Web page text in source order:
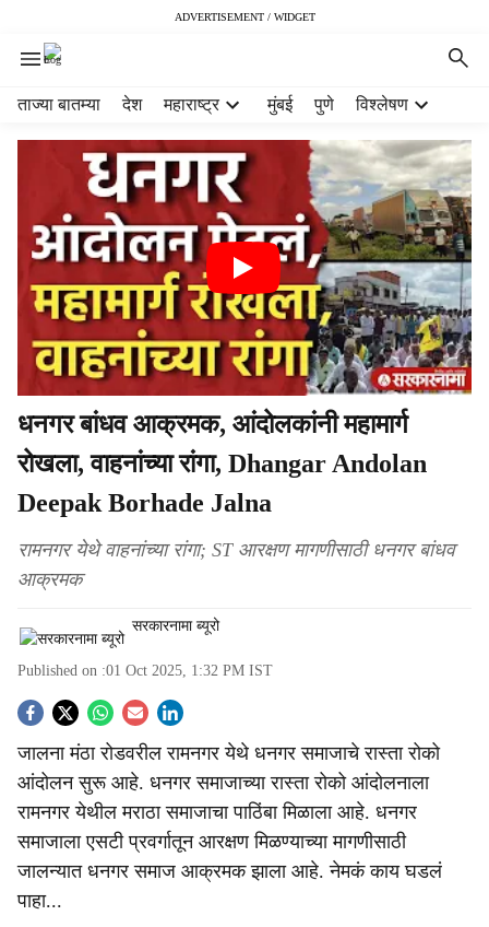
ADVERTISEMENT / WIDGET
ताज्या बातम्या देश महाराष्ट्र मुंबई पुणे विश्लेषण
धनगर बांधव आक्रमक, आंदोलकांनी महामार्ग
रोखला, वाहनांच्या रांगा, Dhangar Andolan
Deepak Borhade Jalna
रामनगर येथे वाहनांच्या रांगा; ST आरक्षण मागणीसाठी धनगर बांधव
आक्रमक
सरकारनामा ब्यूरो
Published on :01 Oct 2025, 1:32 PM IST
S
o
c
i
a
जालना मंठा रोडवरील रामनगर येथे धनगर समाजाचे रास्ता रोको
आंदोलन सुरू आहे. धनगर समाजाच्या रास्ता रोको आंदोलनाला
रामनगर येथील मराठा समाजाचा पाठिंबा मिळाला आहे. धनगर
समाजाला एसटी प्रवर्गातून आरक्षण मिळण्याच्या मागणीसाठी
जालन्यात धनगर समाज आक्रमक झाला आहे. नेमकं काय घडलं
पाहा...